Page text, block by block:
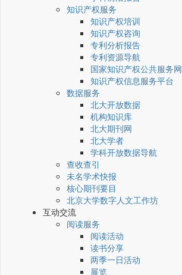
知识产权服务
知识产权培训
知识产权咨询
专利分析报告
专利资源导航
国家知识产权公共服务网
知识产权信息服务平台
数据服务
北大开放数据
机构知识库
北大期刊网
北大学者
学科开放数据导航
查收查引
未名学术快报
核心期刊要目
北京大学数字人文工作坊
互动交流
阅读服务
阅读活动
读书分享
两季一日活动
展览